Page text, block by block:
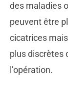
des maladies
peuvent être
cicatrices
plus discrètes
l’opération.